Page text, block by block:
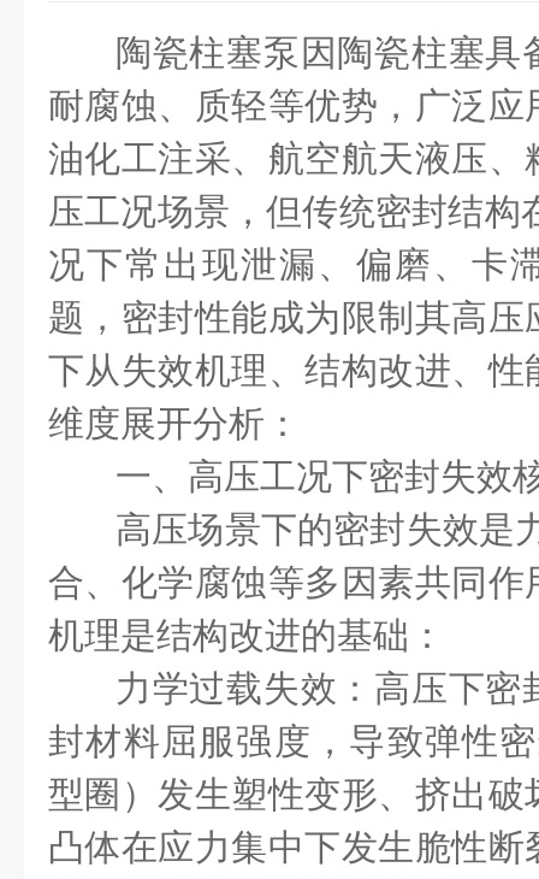
陶瓷柱塞泵因陶瓷柱塞具
耐腐蚀、质轻等优势，广泛
油化工注采、航空航天液压
压工况场景，但传统密封结构
况下常出现泄漏、偏磨、卡
题，密封性能成为限制其高
下从失效机理、结构改进、
维度展开分析：
一、高压工况下密封失效
高压场景下的密封失效是
合、化学腐蚀等多因素共同
机理是结构改进的基础：
力学过载失效：高压下密
封材料屈服强度，导致弹性
型圈）发生塑性变形、挤出
凸体在应力集中下发生脆性